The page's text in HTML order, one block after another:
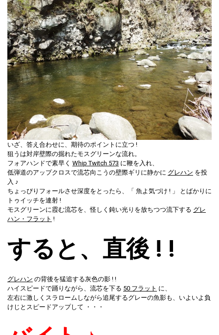
いざ、答え合わせに、期待のポイントに立つ !
狙うは対岸壁際の掘れたモスグリーンな流れ。
フォアハンドで素早く Whip Twitch 573 に鞭を入れ、
低弾道のアップクロスで流芯向こうの壁際ギリに静かに グレハン を投
入 ♪
ちょっぴりフォールさせ深度をとったら、「 魚よ気づけ ! 」 とばかりに
トゥイッチを連射 !
モスグリーンに霞む流芯を、怪しく鈍い光りを放ちつつ流下する グレ
ハン・フラット !
すると、直後 ! !
グレハン の背後を猛追する灰色の影 ! !
ハイスピードで踊りながら、流芯を下る 50 フラット に、
左右に激しくスラロームしながら追尾するグレーの魚影も、いよいよ負
けじとスピードアップして ・・・